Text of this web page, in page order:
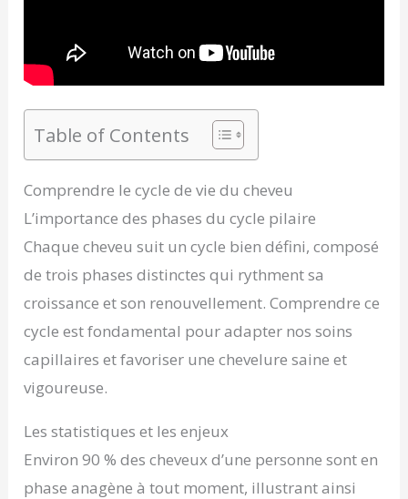
Table of Contents
Comprendre le cycle de vie du cheveu
L’importance des phases du cycle pilaire
Chaque cheveu suit un cycle bien défini, composé
de trois phases distinctes qui rythment sa
croissance et son renouvellement. Comprendre ce
cycle est fondamental pour adapter nos soins
capillaires et favoriser une chevelure saine et
vigoureuse.
Les statistiques et les enjeux
Environ 90 % des cheveux d’une personne sont en
phase anagène à tout moment, illustrant ainsi